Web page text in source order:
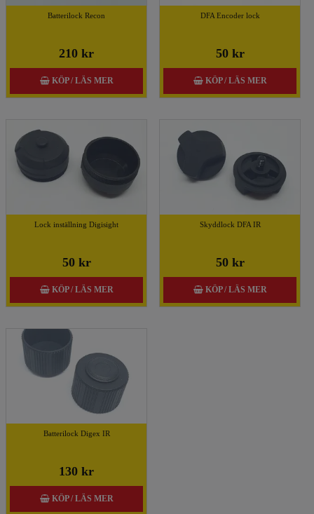
Batterilock Recon
210 kr
KÖP / LÄS MER
DFA Encoder lock
50 kr
KÖP / LÄS MER
Lock inställning Digisight
50 kr
KÖP / LÄS MER
Skyddlock DFA IR
50 kr
KÖP / LÄS MER
Batterilock Digex IR
130 kr
KÖP / LÄS MER